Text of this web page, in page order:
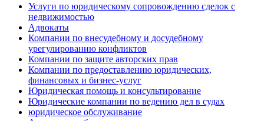
Услуги по юридическому сопровождению сделок с
недвижимостью
Адвокаты
Компании по внесудебному и досудебному
урегулированию конфликтов
Компании по защите авторских прав
Компании по предоставлению юридических,
финансовых и бизнес-услуг
Юридическая помощь и консультирование
Юридические компании по ведению дел в судах
юридическое обслуживание